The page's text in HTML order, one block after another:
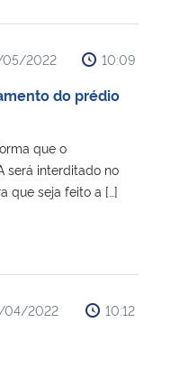
05/2022 10:09
do prédio
que o
será interditado no
que seja feito a […]
04/2022 10:12